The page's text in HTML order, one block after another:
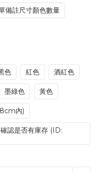
備註尺寸顏色數量
色 紅色 酒紅色
墨綠色 黃色
內)
認是否有庫存 (ID: